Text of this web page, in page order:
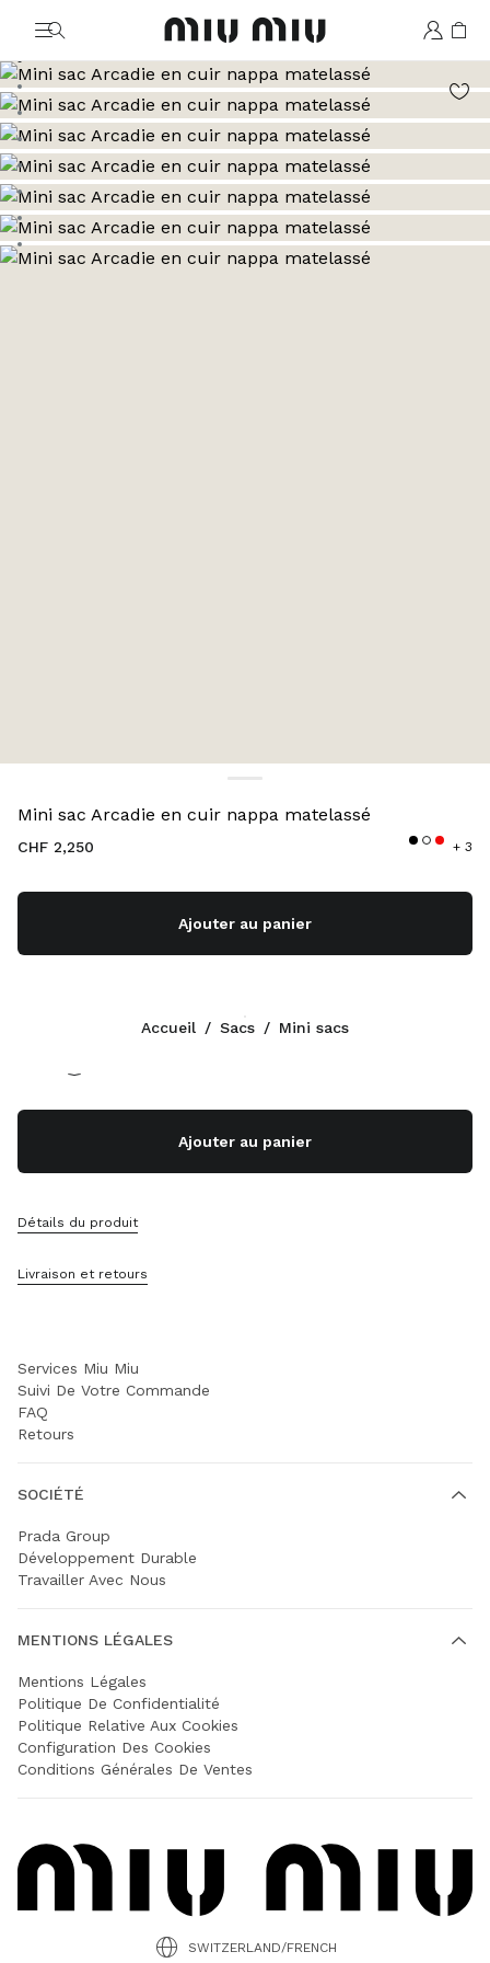
MiuMiu logo
Aller à l’image 1
Aller à l’image 2
Aller à l’image 3
Aller à l’image 4
Aller à l’image 5
Aller à l’image 6
Aller à l’image 7
Aller à l’image 8
Mini sac Arcadie en cuir nappa matelassé
CHF 2,250 + 3
Ajouter au panier
Ajouter au panier
Détails du produit
Livraison et retours
Accueil / Sacs / Mini sacs
+41 43 508 3668
Contacts
Sitemap
Services Miu Miu
Suivi De Votre Commande
FAQ
Retours
SOCIÉTÉ
Prada Group
Développement Durable
Travailler Avec Nous
MENTIONS LÉGALES
Mentions Légales
Politique De Confidentialité
Politique Relative Aux Cookies
Configuration Des Cookies
Conditions Générales De Ventes
SWITZERLAND/FRENCH